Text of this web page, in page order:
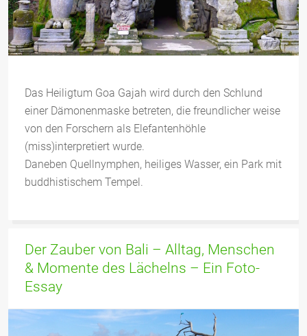
Das Heiligtum Goa Gajah wird durch den Schlund
einer Dämonenmaske betreten, die freundlicher weise
von den Forschern als Elefantenhöhle
(miss)interpretiert wurde.
Daneben Quellnymphen, heiliges Wasser, ein Park mit
buddhistischem Tempel.
Der Zauber von Bali – Alltag, Menschen
& Momente des Lächelns – Ein Foto-
Essay